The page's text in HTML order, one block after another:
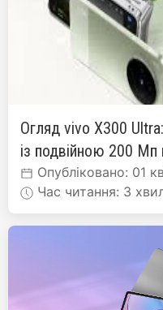
Огляд vivo X300
із подвійною 200
Опубліковано: 01
Час читання: 3